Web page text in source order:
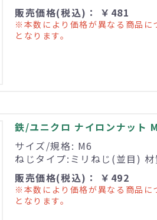
販売価格(税込)： ￥481
※本数により価格が異なる商品に
となります。
鉄/ユニクロ ナイロンナット
サイズ/規格: M6
ねじタイプ:ミリねじ(並目)
販売価格(税込)： ￥492
※本数により価格が異なる商品に
となります。